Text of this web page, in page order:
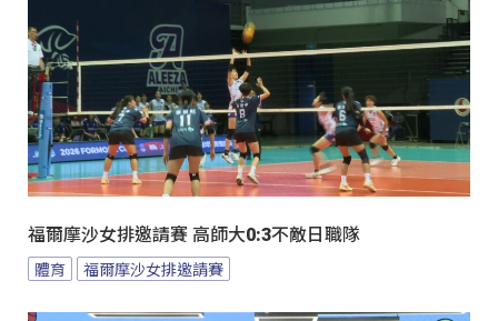
福爾摩沙女排邀請賽 高師大0:3不敵日職隊
體育 福爾摩沙女排邀請賽